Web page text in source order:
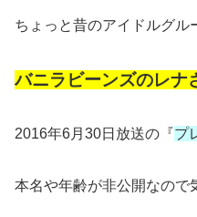
ちょっと昔のアイドルグル
バニラビーンズのレナ
2016年6月30日放送の『プ
本名や年齢が非公開なので